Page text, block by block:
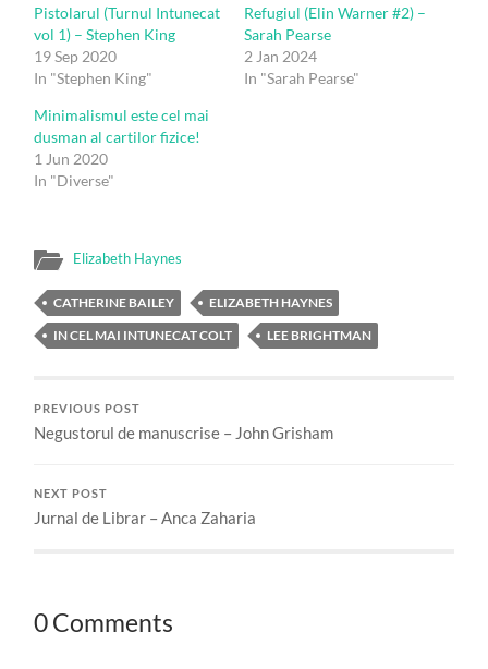
Pistolarul (Turnul Intunecat
vol 1) – Stephen King
19 Sep 2020
In "Stephen King"
Refugiul (Elin Warner #2) –
Sarah Pearse
2 Jan 2024
In "Sarah Pearse"
Minimalismul este cel mai
dusman al cartilor fizice!
1 Jun 2020
In "Diverse"
Elizabeth Haynes
CATHERINE BAILEY
ELIZABETH HAYNES
IN CEL MAI INTUNECAT COLT
LEE BRIGHTMAN
PREVIOUS POST
Negustorul de manuscrise – John Grisham
NEXT POST
Jurnal de Librar – Anca Zaharia
0 Comments